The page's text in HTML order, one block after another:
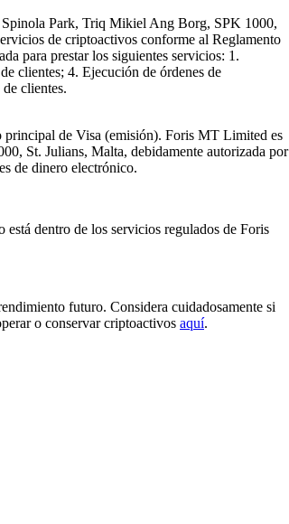
Park, Triq Mikiel Ang Borg, SPK 1000,
de criptoactivos conforme al Reglamento
para prestar los siguientes servicios: 1.
clientes; 4. Ejecución de órdenes de
clientes.
principal de Visa (emisión). Foris MT Limited es
St. Julians, Malta, debidamente autorizada por
de dinero electrónico.
está dentro de los servicios regulados de Foris
futuro. Considera cuidadosamente si
o conservar criptoactivos aquí.